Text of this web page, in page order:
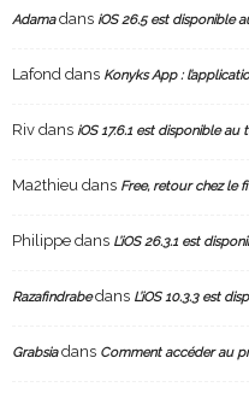
Adamadans iOS 26.5 est disponible
Lafond dans Konyks App :
Riv dans iOS 17.6.1 est disponible
Ma2thieu dans Free, retour chez le
Philippe dans L’iOS 26.3.1 est
Razafindrabedans L’iOS 10.3.3 est
Grabsiadans Comment accéder au